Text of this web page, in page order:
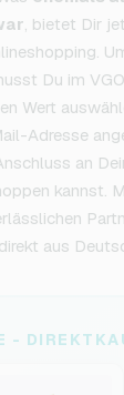
, bietet Dir
Du im
Wert
Adresse
an
kannst.
aus
-